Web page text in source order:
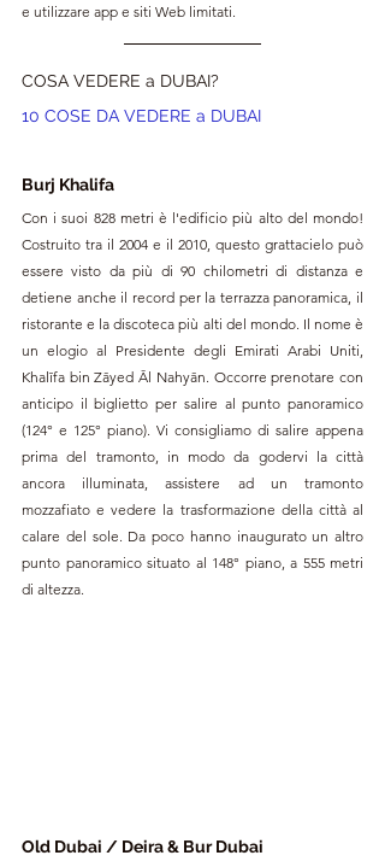
e utilizzare app e siti Web limitati.
COSA VEDERE a DUBAI?
10 COSE DA VEDERE a DUBAI
Burj Khalifa
Con i suoi 828 metri è l'edificio più alto del mondo!
Costruito tra il 2004 e il 2010, questo grattacielo può
detiene anche il record per la terrazza panoramica, il
ristorante e la discoteca più alti del mondo. Il nome è
un elogio al Presidente degli Emirati Arabi Uniti,
Khalīfa bin Zāyed Āl Nahyān. Occorre prenotare con
anticipo il biglietto per salire al punto panoramico
(124° e 125° piano). Vi consigliamo di salire appena
prima del tramonto, in modo da godervi la città
ancora illuminata, assistere ad un tramonto
mozzafiato e vedere la trasformazione della città al
calare del sole. Da poco hanno inaugurato un altro
punto panoramico situato al 148° piano, a 555 metri
di altezza.
Old Dubai / Deira & Bur Dubai